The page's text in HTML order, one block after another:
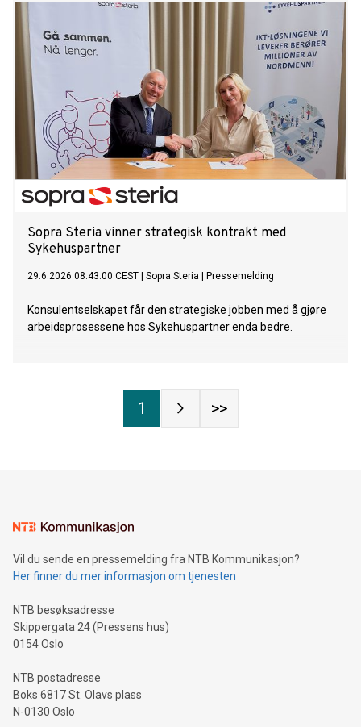
Sopra Steria vinner strategisk kontrakt med
Sykehuspartner
29.6.2026 08:43:00 CEST Sopra Steria Pressemelding
Konsulentselskapet får den strategiske jobben med å gjøre
arbeidsprosessene hos Sykehuspartner enda bedre.
1 >>
Vil du sende en pressemelding fra NTB Kommunikasjon?
Her finner du mer informasjon om tjenesten
NTB besøksadresse
Skippergata 24 (Pressens hus)
0154 Oslo
NTB postadresse
Boks 6817 St. Olavs plass
N-0130 Oslo